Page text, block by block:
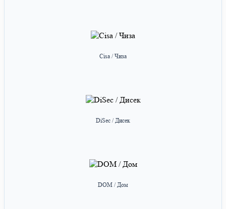
Cisa / Чиза
DiSec / Дисек
DOM / Дом